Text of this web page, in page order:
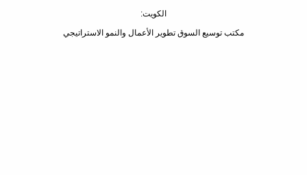
الكويت:
مكتب توسيع السوق تطوير الأعمال والنمو الاستراتيجي